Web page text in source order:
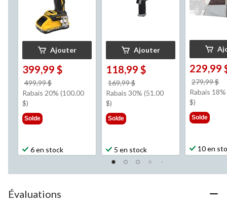
Ajouter
399,99 $
499,99 $
était
Rabais 20% (100.00
$)
Solde
6 en stock
Ajouter
118,99 $
169,99 $
était
Rabais 30% (51.00
$)
Solde
5 en stock
229,99
279,99 $
Rabais
$)
Solde
10 en
Évaluations